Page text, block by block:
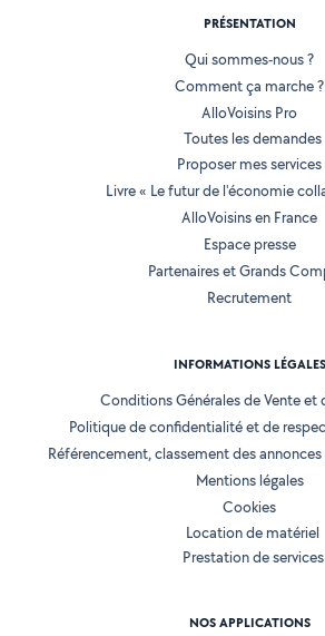
PRÉSENTATION
Qui sommes-nous ?
Comment ça marche ?
AlloVoisins Pro
Toutes les demandes
Proposer mes services
Livre « Le futur de l'économie
AlloVoisins en France
Espace presse
Partenaires et Grands
Recrutement
INFORMATIONS LÉGALES
Conditions Générales de Vente et
Politique de confidentialité et de
Référencement, classement des
Mentions légales
Cookies
Location de matériel
Prestation de services
NOS APPLICATIONS